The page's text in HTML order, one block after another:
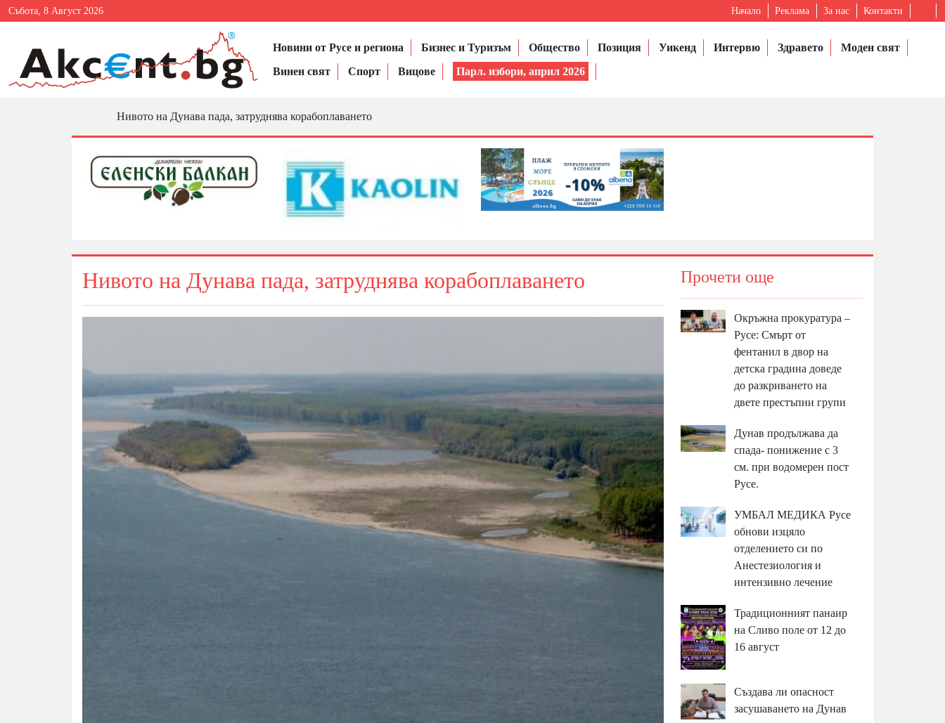
Събота, 8 Август 2026 Начало Реклама За нас Контакти
Новини от Русе и региона Бизнес и Туризъм Общество Позиция Уикенд Интервю Здравето
Моден свят
Винен свят
Спорт Вицове Парл. избори, април 2026
Нивото на Дунава пада, затруднява корабоплаването
Нивото на Дунава пада, затруднява корабоплаването Прочети още
Окръжна прокуратура –
Русе: Смърт от
фентанил в двор на
детска градина доведе
до разкриването на
двете престъпни групи
Дунав продължава да
спада- понижение с 3
см. при водомерен пост
Русе.
УМБАЛ МЕДИКА Русе
обнови изцяло
отделението си по
Анестезиология и
интензивно лечение
Традиционният панаир
на Сливо поле от 12 до
16 август
Създава ли опасност
засушаването на Дунав